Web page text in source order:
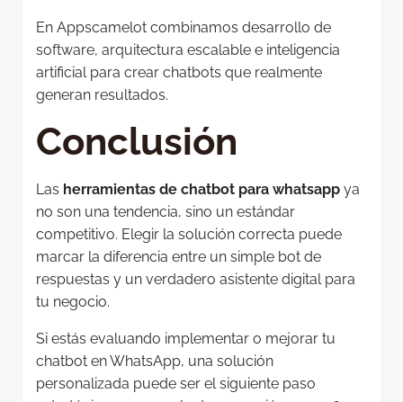
En Appscamelot combinamos desarrollo de
software, arquitectura escalable e inteligencia
artificial para crear chatbots que realmente
generan resultados.
Conclusión
Las herramientas de chatbot para whatsapp ya
no son una tendencia, sino un estándar
competitivo. Elegir la solución correcta puede
marcar la diferencia entre un simple bot de
respuestas y un verdadero asistente digital para
tu negocio.
Si estás evaluando implementar o mejorar tu
chatbot en WhatsApp, una solución
personalizada puede ser el siguiente paso